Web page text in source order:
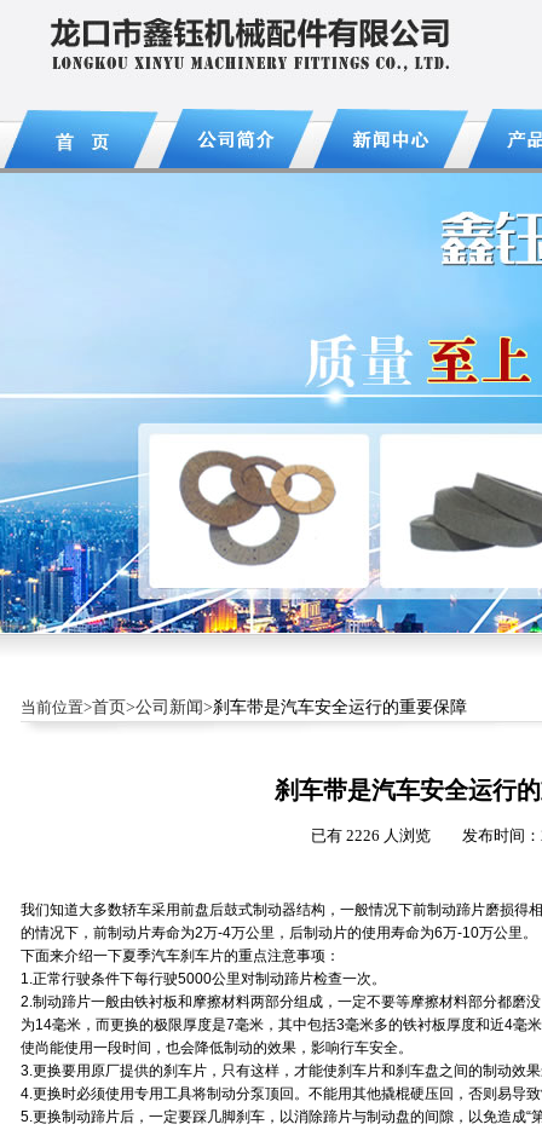
当前位置>首页>公司新闻>刹车带是汽车安全运行的重要保障
刹车带是汽车安全运行
已有 2226 人浏览 发布时间：
我们知道大多数轿车采用前盘后鼓式制动器结构，一般情况下前制动蹄片磨损得
的情况下，前制动片寿命为2万-4万公里，后制动片的使用寿命为6万-10万公里。
下面来介绍一下夏季汽车刹车片的重点注意事项：
1.正常行驶条件下每行驶5000公里对制动蹄片检查一次。
2.制动蹄片一般由铁衬板和摩擦材料两部分组成，一定不要等摩擦材料部分都磨
为14毫米，而更换的极限厚度是7毫米，其中包括3毫米多的铁衬板厚度和近4毫
使尚能使用一段时间，也会降低制动的效果，影响行车安全。
3.更换要用原厂提供的刹车片，只有这样，才能使刹车片和刹车盘之间的制动效
4.更换时必须使用专用工具将制动分泵顶回。不能用其他撬棍硬压回，否则易导
5.更换制动蹄片后，一定要踩几脚刹车，以消除蹄片与制动盘的间隙，以免造成“